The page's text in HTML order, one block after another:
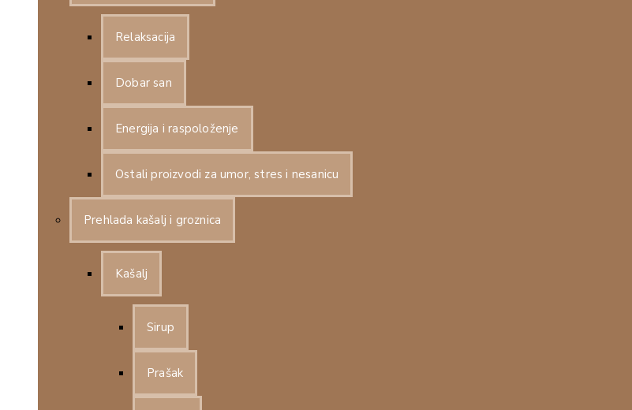
Relaksacija
Dobar san
Energija i raspoloženje
Ostali proizvodi za umor, stres i nesanicu
Prehlada kašalj i groznica
Kašalj
Sirup
Prašak